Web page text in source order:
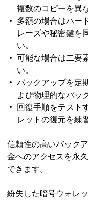
複数のコピーを異
多額の場合はハー
レーズや秘密鍵を
い。
可能な場合は二要
い。
バックアップを定
よび物理的なバッ
回復手順をテスト
レットの復元を練
信頼性の高いバック
金へのアクセスを永
できます。
紛失した暗号ウォレ